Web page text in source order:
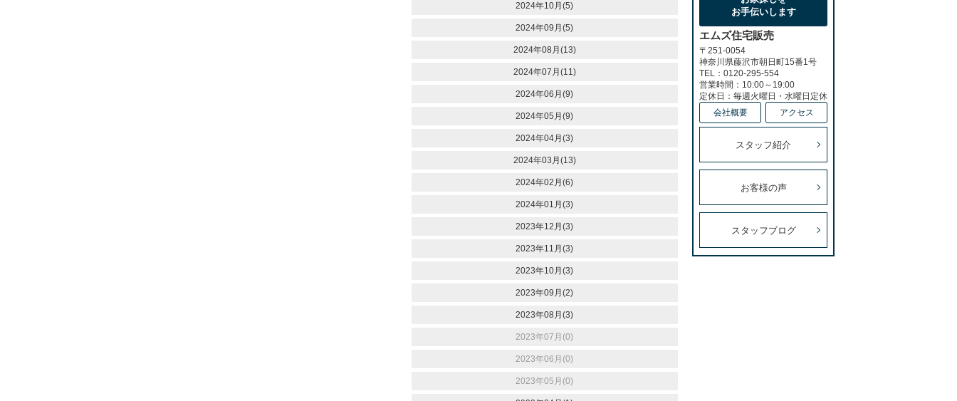
2024年10月(5)
2024年09月(5)
2024年08月(13)
2024年07月(11)
2024年06月(9)
2024年05月(9)
2024年04月(3)
2024年03月(13)
2024年02月(6)
2024年01月(3)
2023年12月(3)
2023年11月(3)
2023年10月(3)
2023年09月(2)
2023年08月(3)
2023年07月(0)
2023年06月(0)
2023年05月(0)
お手伝いします
エムズ住宅販売
〒251-0054
神奈川県藤沢市朝日町15番1号
TEL：0120-295-554
営業時間：10:00～19:00
定休日：毎週火曜日・水曜日定休
会社概要
アクセス
スタッフ紹介
お客様の声
スタッフブログ